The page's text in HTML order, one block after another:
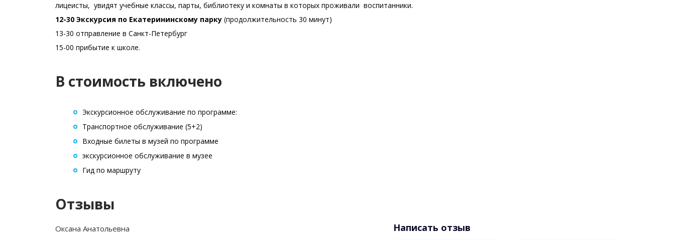
лицеисты, увидят учебные классы, парты, библиотеку и комнаты в которых проживали воспитанники.
12-30 Экскурсия по Екатерининскому парку (продолжительность 30 минут)
13-30 отправление в Санкт-Петербург
15-00 прибытие к школе.
В стоимость включено
Экскурсионное обслуживание по программе:
Транспортное обслуживание (5+2)
Входные билеты в музей по программе
экскурсионное обслуживание в музее
Гид по маршруту
Отзывы
Оксана Анатольевна Написать отзыв